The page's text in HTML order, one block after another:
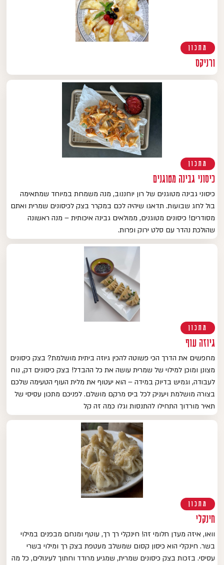
מתכון
ורניקס
מתכון
כיסוני גבינה מטוגנים
כיסוני גבינה מטוגנים של רון יוחננוב, מנה משמחת במיוחד שמתאימה
בול לחג שבועות. תדאגו שיהיה לכם במקרר בצק לכיסונים שמרית ואתם
מסודרים! כיסונים מטוגנים, ממולאים גבינה איכותית – מנה ראשונה
שהולכת נהדר עם סלט ירוק ופרות.
מתכון
גיוזה עוף
מחפשים את הדרך הכי פשוטה להכין גיוזה ביתית מושלמת? בצק כיסונים
מצונן ומוכן למילוי של שמרית עושה את כל ההבדל! בצק כיסונים דק, נוח
לעבודה, וגמיש בדיוק במידה – הוא יעטוף את מלית העוף הטעימה שלכם
בצורה מושלמת ויעניק לכל ביס מרקם מושלם. לפניכם מתכון עסיסי של
תאיר מורדוך התחילו להתנסות וגלו כמה זה קל
מתכון
חינקלי
וואו, איזה מעדן חלומי זה! חינקלי רך רך, עוטף ומנחם מבפנים במילוי
בשר. חינקלי הוא כיסון קסום שמשלב מעטפת בצק רך ומילוי בשרי
עסיסי. בזכות בצק כיסונים שמרית, שמגיע מרודד וחתוך לעיגולים, כל מה